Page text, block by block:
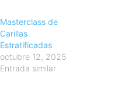
Masterclass de
Carillas
Estratificadas
octubre 12, 2025
Entrada similar